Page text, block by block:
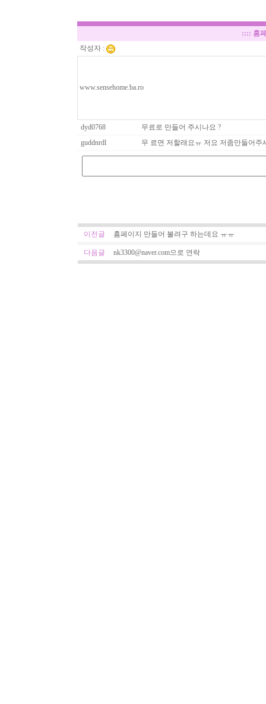
:::: 홈
작성자 :
www.sensehome.ba.ro
dyd0768
무료로 만들어 주시나요 ?
guddnrdl
무 료면 저할래요ㅠ 저요 저좀만들어주
이전글 홈페이지 만들어 볼려구 하는데요 ㅠㅠ
다음글 nk3300@naver.com으로 연락